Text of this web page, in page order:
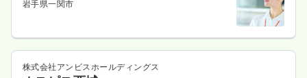
給与 時給1,570
日祝休み
ブランク可 第二新卒可 時給1,500円以上可
気になる
岩手県一関市
株式会社アンビスホールディングス